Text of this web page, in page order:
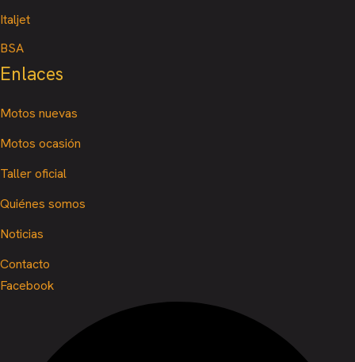
Italjet
BSA
Enlaces
Motos nuevas
Motos ocasión
Taller oficial
Quiénes somos
Noticias
Contacto
Facebook